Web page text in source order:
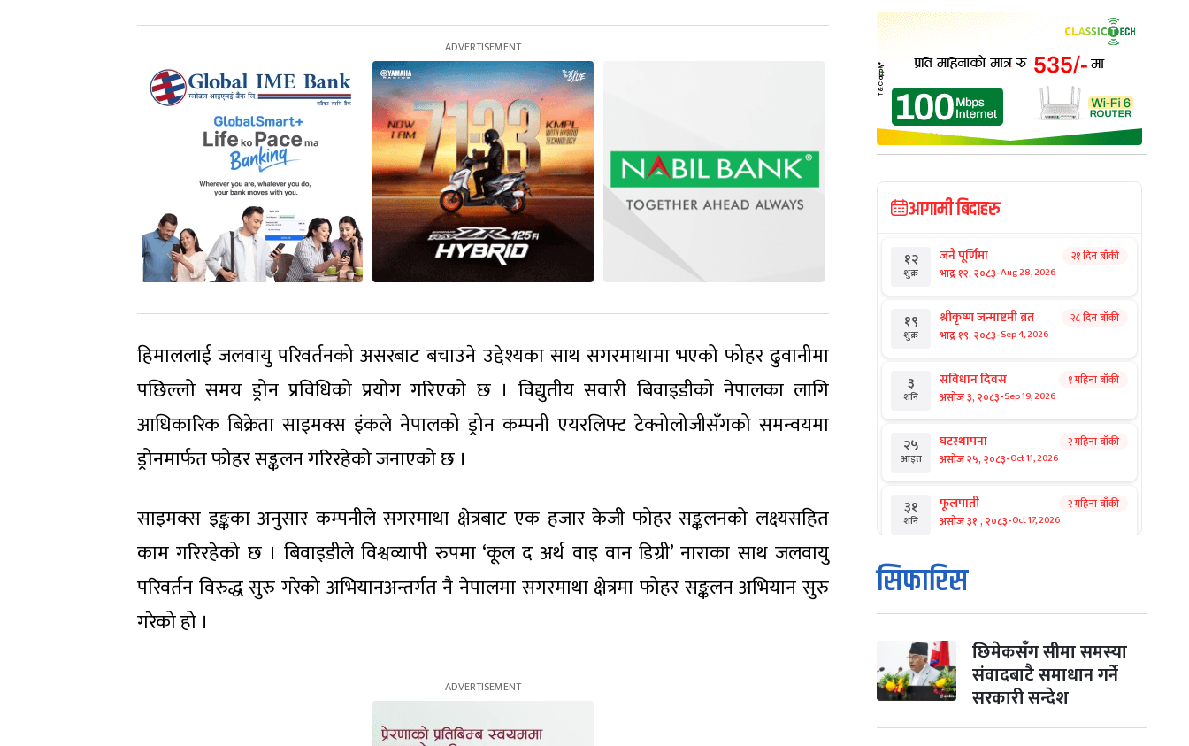
हिमाललाई जलवायु परिवर्तनको असरबाट बचाउने उद्देश्यका साथ सगरमाथामा भएको फोहर ढुवानीमा
पछिल्लो समय ड्रोन प्रविधिको प्रयोग गरिएको छ । विद्युतीय सवारी बिवाइडीको नेपालका लागि
आधिकारिक बिक्रेता साइमक्स इंकले नेपालको ड्रोन कम्पनी एयरलिफ्ट टेक्नोलोजीसँगको समन्वयमा
ड्रोनमार्फत फोहर सङ्कलन गरिरहेको जनाएको छ ।
साइमक्स इङ्कका अनुसार कम्पनीले सगरमाथा क्षेत्रबाट एक हजार केजी फोहर सङ्कलनको लक्ष्यसहित
काम गरिरहेको छ । बिवाइडीले विश्वव्यापी रुपमा ‘कूल द अर्थ वाइ वान डिग्री’ नाराका साथ जलवायु
परिवर्तन विरुद्ध सुरु गरेको अभियानअन्तर्गत नै नेपालमा सगरमाथा क्षेत्रमा फोहर सङ्कलन अभियान सुरु
गरेको हो ।
आगामी बिदाहरु
१२
शुक्र
जनै पूर्णिमा
भाद्र १२, २०८३-Aug 28, 2026
२१ दिन बाँकी
१९
शुक्र
श्रीकृष्ण जन्माष्टमी व्रत
भाद्र १९, २०८३-Sep 4, 2026
२८ दिन बाँकी
३
शनि
संविधान दिवस
असोज ३, २०८३-Sep 19, 2026
१ महिना बाँकी
२५
आइत
घटस्थापना
असोज २५, २०८३-Oct 11, 2026
२ महिना बाँकी
३१
शनि
फूलपाती
असोज ३१ , २०८३-Oct 17, 2026
२ महिना बाँकी
१
आइत
कार्तिक सङ्क्रान्ति
कार्तिक १, २०८३
मंगल कार्तिक ३, २०८३-Oct 20, 2026
४ विजयादशमी
कार्तिक ४, २०८३- Oct 21, 2026
२ महिना बाँकी
सिफारिस
छिमेकसँग सीमा समस्या
संवादबाटै समाधान गर्ने
सरकारी सन्देश